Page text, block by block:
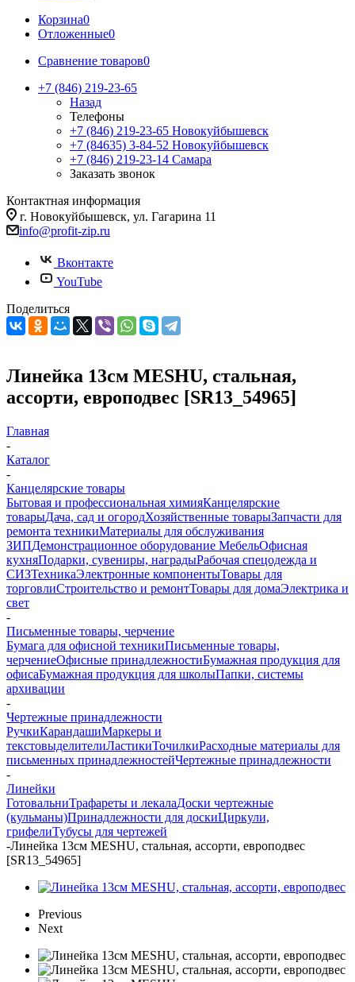
Корзина0
Отложенные0
Сравнение товаров0
+7 (846) 219-23-65
Назад
Телефоны
+7 (846) 219-23-65 Новокуйбышевск
+7 (84635) 3-84-52 Новокуйбышевск
+7 (846) 219-23-14 Самара
Заказать звонок
Контактная информация
г. Новокуйбышевск, ул. Гагарина 11
info@profit-zip.ru
Вконтакте
YouTube
Поделиться
Линейка 13см MESHU, стальная,
ассорти, европодвес [SR13_54965]
Главная
-
Каталог
-
Канцелярские товары
Бытовая и профессиональная химияКанцелярские
товарыДача, сад и огородХозяйственные товарыЗапчасти для
ремонта техникиМатериалы для обслуживания
ЗИПДемонстрационное оборудование МебельОфисная
кухняПодарки, сувениры, наградыРабочая спецодежда и
СИЗТехникаЭлектронные компонентыТовары для
торговлиСтроительство и ремонтТовары для домаЭлектрика и
свет
-
Письменные товары, черчение
Бумага для офисной техникиПисьменные товары,
черчениеОфисные принадлежностиБумажная продукция для
офисаБумажная продукция для школыПапки, системы
архивации
-
Чертежные принадлежности
РучкиКарандашиМаркеры и
текстовыделителиЛастикиТочилкиРасходные материалы для
письменных принадлежностейЧертежные принадлежности
-
Линейки
ГотовальниТрафареты и лекалаДоски чертежные
(кульманы)Принадлежности для доскиЦиркули,
грифелиТубусы для чертежей
-Линейка 13см MESHU, стальная, ассорти, европодвес
[SR13_54965]
Previous
Next